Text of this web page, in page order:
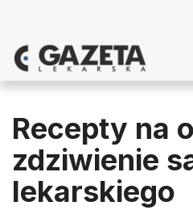
Recepty na
zdziwienie
lekarskiego